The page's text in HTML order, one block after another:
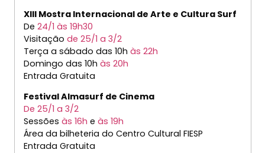
XIII Mostra Internacional de Arte e Cultura Surf
De 24/1 às 19h30
Visitação de 25/1 a 3/2
Terça a sábado das 10h às 22h
Domingo das 10h às 20h
Entrada Gratuita
Festival Almasurf de Cinema
De 25/1 a 3/2
Sessões às 16h e às 19h
Área da bilheteria do Centro Cultural FIESP
Entrada Gratuita